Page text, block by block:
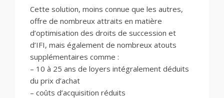
Cette solution, moins connue que les autres,
offre de nombreux attraits en matière
d’optimisation des droits de succession et
d’IFI, mais également de nombreux atouts
supplémentaires comme :
– 10 à 25 ans de loyers intégralement déduits
du prix d’achat
– coûts d’acquisition réduits